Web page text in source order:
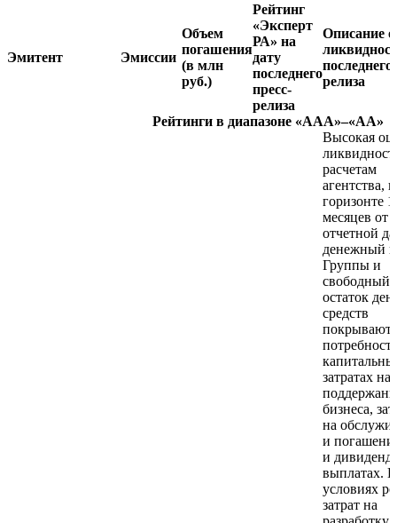
Эмитент Эмиссии
Объем
погашения
(в млн
руб.)
Рейтинг
«Эксперт
РА» на
дату
последнего
пресс-
релиза
Описание
последнего
релиза
Рейтинги в диапазоне «AAA»–«AA»
Высокая
расчетам
агентства,
горизонте
месяцев от
отчетной
денежный
Группы и
свободный
остаток
средств
покрывают
затратах на
бизнеса,
на
и
и
выплатах. В
условиях
затрат на